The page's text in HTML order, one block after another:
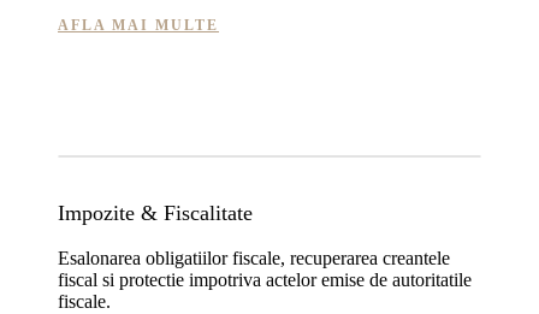
AFLA MAI MULTE
Impozite & Fiscalitate
Esalonarea obligatiilor fiscale, recuperarea creantele
fiscal si protectie impotriva actelor emise de autoritatile
fiscale.